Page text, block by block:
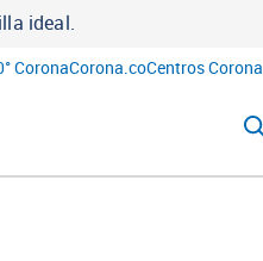
aquí
CoronaCorona.coCentros Corona